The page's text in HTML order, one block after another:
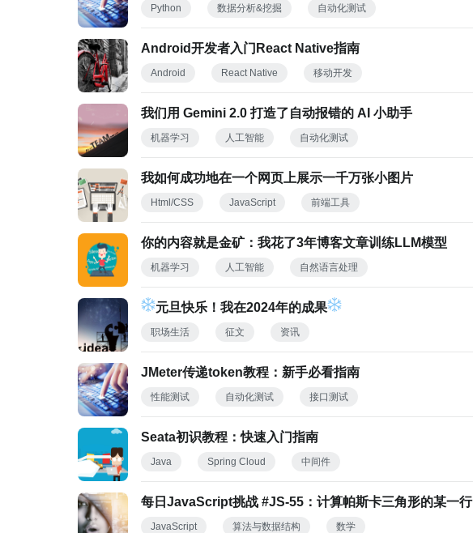
Python 数据分析&挖掘 自动化测试
Android开发者入门React Native指南
Android React Native 移动开发
我们用 Gemini 2.0 打造了自动报错的 AI 小助手
机器学习 人工智能 自动化测试
我如何成功地在一个网页上展示一千万张小图片
Html/CSS JavaScript 前端工具
你的内容就是金矿：我花了3年博客文章训练LLM模型
机器学习 人工智能 自然语言处理
元旦快乐！我在2024年的成果
职场生活 征文 资讯
JMeter传递token教程：新手必看指南
性能测试 自动化测试 接口测试
Seata初识教程：快速入门指南
Java Spring Cloud 中间件
每日JavaScript挑战 #JS-55：计算帕斯卡三角形的某一行
JavaScript 算法与数据结构 数学